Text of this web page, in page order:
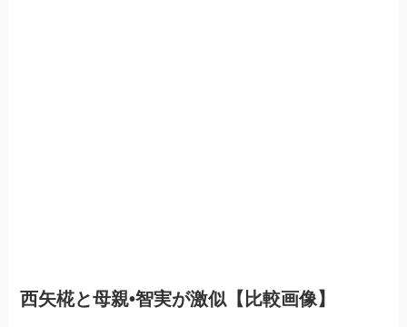
西矢椛と母親•智実が激似【比較画像】